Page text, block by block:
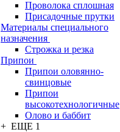
Проволока сплошная
Присадочные прутки
Материалы специального
назначения
Строжка и резка
Припои
Припои оловянно-
свинцовые
Припои
высокотехнологичные
Олово и баббит
+ ЕЩЕ 1